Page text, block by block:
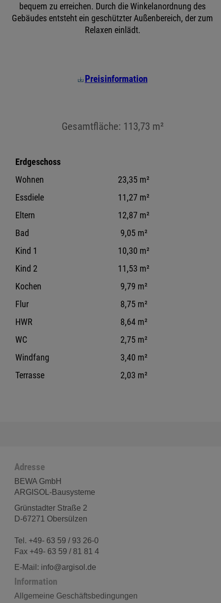
bequem zu erreichen. Durch die Winkelanordnung des
Gebäudes entsteht ein geschützter Außenbereich, der zum
Relaxen einlädt.
Preisinformation
Gesamtfläche: 113,73 m²
Erdgeschoss
Wohnen
23,35 m²
Essdiele
11,27 m²
Eltern
12,87 m²
Bad
9,05 m²
Kind 1
10,30 m²
Kind 2
11,53 m²
Kochen
9,79 m²
Flur
8,75 m²
HWR
8,64 m²
WC
2,75 m²
Windfang
3,40 m²
Terrasse
2,03 m²
Adresse
BEWA GmbH
ARGISOL-Bausysteme
Grünstadter Straße 2
D-67271 Obersülzen
Tel. +49- 63 59 / 93 26-0
Fax +49- 63 59 / 81 81 4
E-Mail: info@argisol.de
Information
Allgemeine Geschäftsbedingungen